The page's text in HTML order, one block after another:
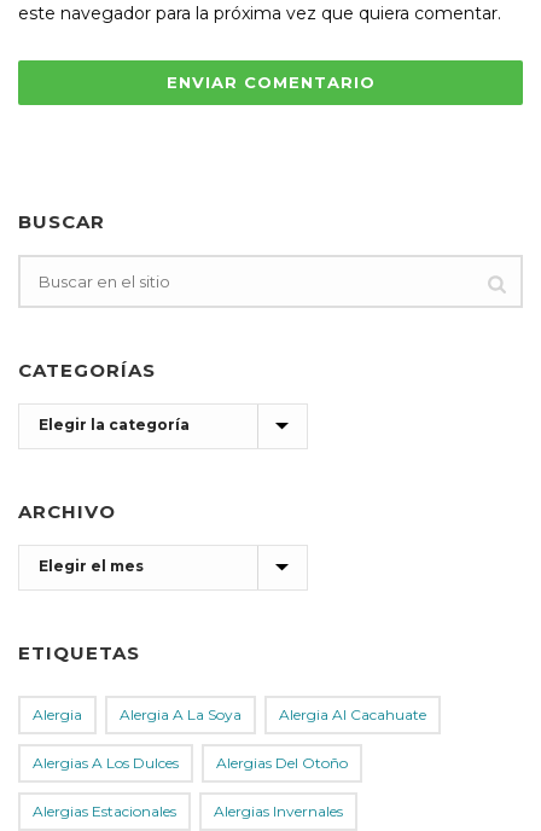
este navegador para la próxima vez que quiera comentar.
BUSCAR
CATEGORÍAS
Categorías
ARCHIVO
Archivo
ETIQUETAS
Alergia Alergia A La Soya Alergia Al Cacahuate
Alergias A Los Dulces Alergias Del Otoño
Alergias Estacionales Alergias Invernales